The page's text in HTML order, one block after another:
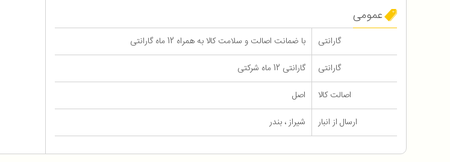
عمومی
گارانتی
با ضمانت اصالت و سلامت کالا به همراه 12 ماه گارانتی
گارانتی
گارانتی 12 ماه شرکتی
اصالت کالا
اصل
ارسال از انبار
شیراز ، بندر